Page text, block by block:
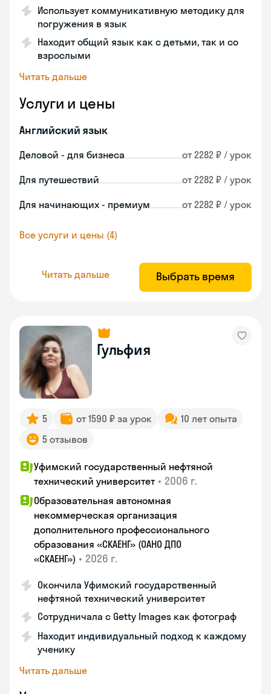
Использует коммуникативную методику для
погружения в язык
Находит общий язык как с детьми, так и со
взрослыми
Читать дальше
Услуги и цены
Английский язык
Деловой - для бизнеса от 2282 ₽ / урок
Для путешествий от 2282 ₽ / урок
Для начинающих - премиум от 2282 ₽ / урок
Все услуги и цены (4)
Читать дальше Выбрать время
Гульфия
5 от 1590 ₽ за урок
10 лет опыта
5 отзывов
Уфимский государственный нефтяной
технический университет • 2006 г.
Образовательная автономная
некоммерческая организация
дополнительного профессионального
образования «СКАЕНГ» (ОАНО ДПО
«СКАЕНГ») • 2026 г.
Окончила Уфимский государственный
нефтяной технический университет
Сотрудничала с Getty Images как фотограф
Находит индивидуальный подход к каждому
ученику
Читать дальше